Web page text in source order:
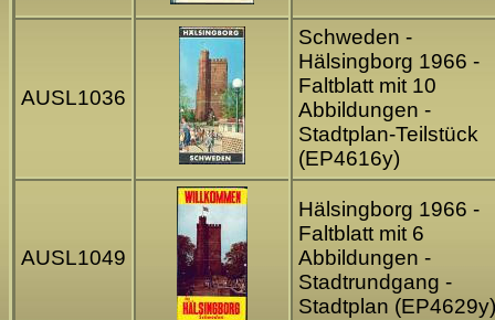
AUSL1036
Schweden -
Hälsingborg 1966 -
Faltblatt mit 10
Abbildungen -
Stadtplan-Teilstück
(EP4616y)
AUSL1049
Hälsingborg 1966 -
Faltblatt mit 6
Abbildungen -
Stadtrundgang -
Stadtplan (EP4629y)